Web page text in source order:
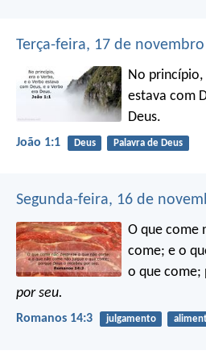
Terça-feira, 17 de
No princípio,
estava com
Deus.
João 1:1 Deus Palavra de Deus
Segunda-feira, 16 de
O que come
come; e o
o que come;
por seu.
Romanos 14:3 julgamento